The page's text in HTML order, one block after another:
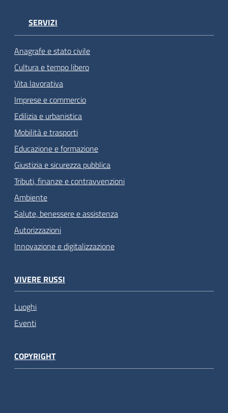
SERVIZI
Anagrafe e stato civile
Cultura e tempo libero
Vita lavorativa
Imprese e commercio
Edilizia e urbanistica
Mobilità e trasporti
Educazione e formazione
Giustizia e sicurezza pubblica
Tributi, finanze e contravvenzioni
Ambiente
Salute, benessere e assistenza
Autorizzazioni
Innovazione e digitalizzazione
VIVERE RUSSI
Luoghi
Eventi
COPYRIGHT